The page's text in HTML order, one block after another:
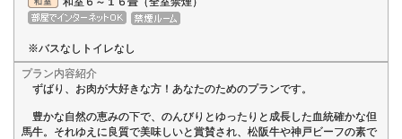
※バスなしトイレなし
プラン内容紹介
ずばり、お肉が大好きな方！あなたのためのプランです。
豊かな自然の恵みの下で、のんびりとゆったりと成長した血統確かな但
馬牛。それゆえに良質で美味しいと賞賛され、松阪牛や神戸ビーフの素で